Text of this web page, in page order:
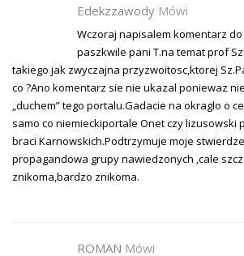
Edekzzawody Mówi
Wczoraj napisalem komentarz
paszkwile pani T.na temat prof
takiego jak zwyczajna przyzwoitosc,ktorej
co ?Ano komentarz sie nie ukazal poniewaz
„duchem” tego portalu.Gadacie na okraglo o
samo co niemieckiportale Onet czy lizusowski
braci Karnowskich.Podtrzymuje moje
propagandowa grupy nawiedzonych ,cale
znikoma,bardzo znikoma.
ROMAN Mówi